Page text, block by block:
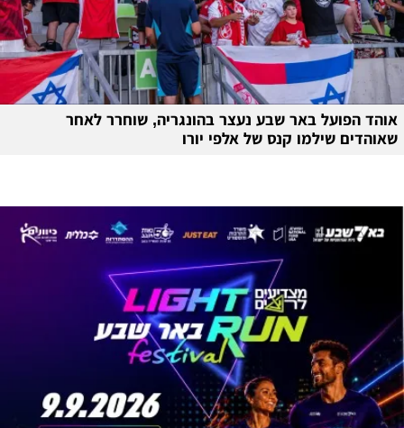
אוהד הפועל באר שבע נעצר בהונגריה, שוחרר לאחר
שאוהדים שילמו קנס של אלפי יורו